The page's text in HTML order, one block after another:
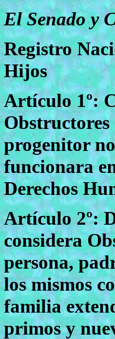
El Senado y
Registro
Hijos
Artículo 1º:
Obstructores
progenitor
funcionara
Derechos
Artículo 2º:
considera
persona,
los mismos
familia
primos y